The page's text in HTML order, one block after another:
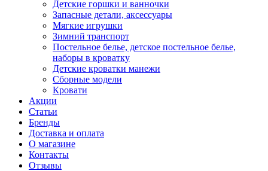
Детские горшки и ванночки
Запасные детали, аксессуары
Мягкие игрушки
Зимний транспорт
Постельное белье, детское постельное белье,
наборы в кроватку
Детские кроватки манежи
Сборные модели
Кровати
Акции
Статьи
Бренды
Доставка и оплата
О магазине
Контакты
Отзывы